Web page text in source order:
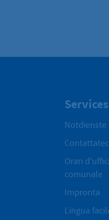
Services
Notdienste
Orari
comunale
Impronta
Lingua